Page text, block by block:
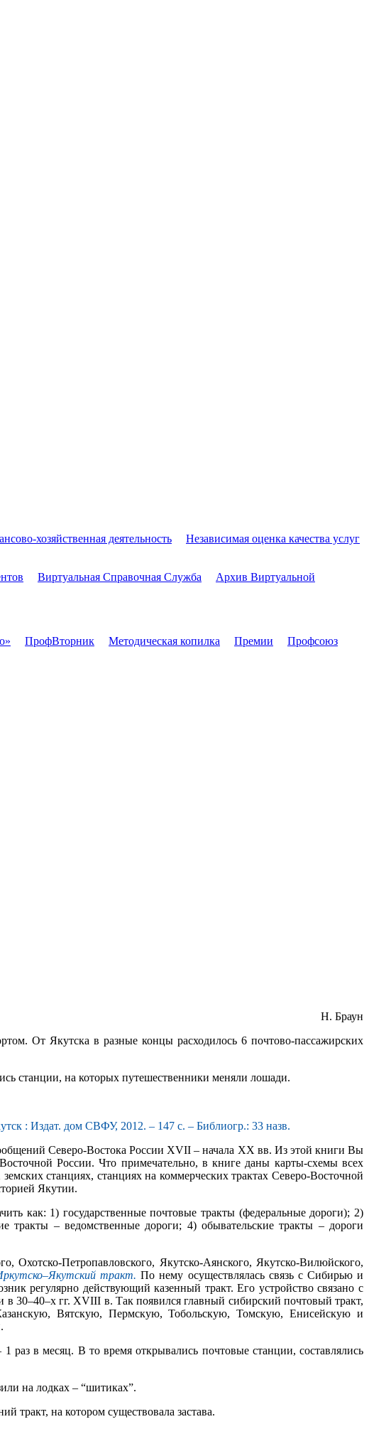
хозяйственная деятельность
Независимая оценка качества услуг
Виртуальная Справочная Служба
Архив Виртуальной
ПрофВторник Методическая копилка Премии
Профсоюз
Н. Браун
От Якутска в разные концы расходилось 6 почтово-пассажирских
станции, на которых путешественники меняли лошади.
: Издат. дом СВФУ, 2012. – 147 с. – Библиогр.: 33 назв.
Северо-Востока России XVII – начала ХХ вв. Из этой книги Вы
России. Что примечательно, в книге даны карты-схемы всех
станциях, станциях на коммерческих трактах Северо-Восточной
Якутии.
как: 1) государственные почтовые тракты (федеральные дороги); 2)
тракты – ведомственные дороги; 4) обывательские тракты – дороги
Охотско-Петропавловского, Якутско-Аянского, Якутско-Вилюйского,
тракт. По нему осуществлялась связь с Сибирью и
регулярно действующий казенный тракт. Его устройство связано с
30–40–х гг. XVIII в. Так появился главный сибирский почтовый тракт,
Вятскую, Пермскую, Тобольскую, Томскую, Енисейскую и
в месяц. В то время открывались почтовые станции, составлялись
на лодках – “шитиках”.
тракт, на котором существовала застава.